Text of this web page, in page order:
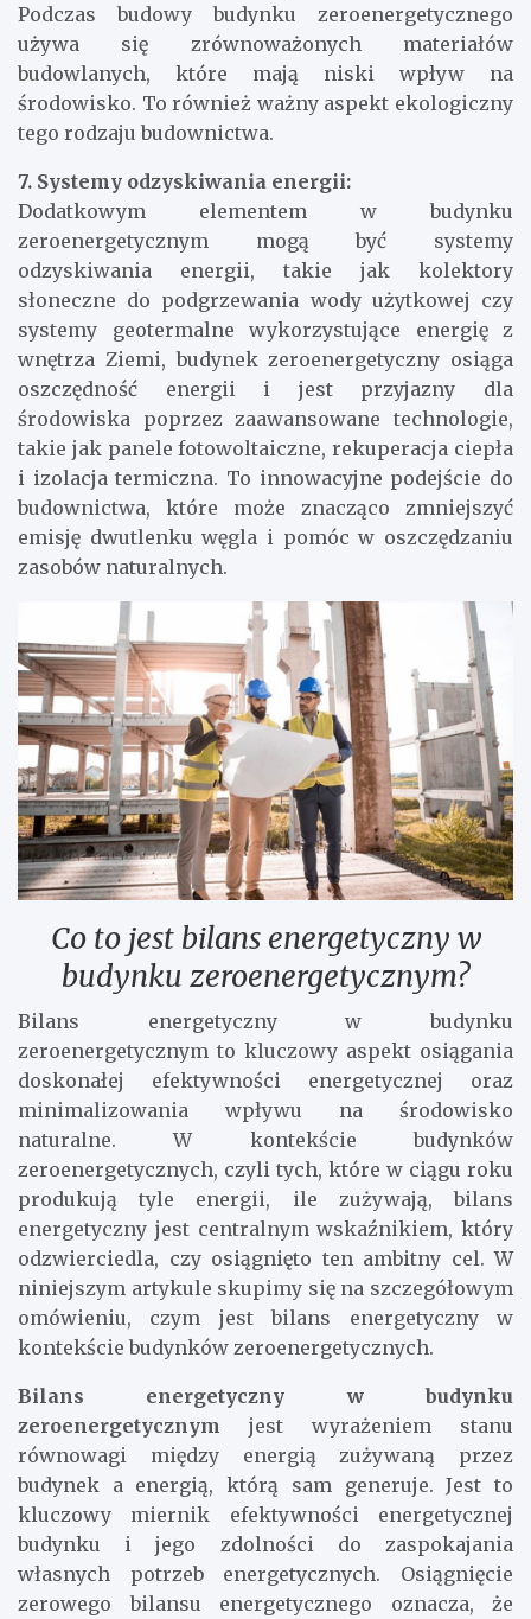
Podczas budowy budynku zeroenergetycznego
używa się zrównoważonych materiałów
budowlanych, które mają niski wpływ na
środowisko. To również ważny aspekt ekologiczny
tego rodzaju budownictwa.
7. Systemy odzyskiwania energii:
Dodatkowym elementem w budynku
zeroenergetycznym mogą być systemy
odzyskiwania energii, takie jak kolektory
słoneczne do podgrzewania wody użytkowej czy
systemy geotermalne wykorzystujące energię z
wnętrza Ziemi, budynek zeroenergetyczny osiąga
oszczędność energii i jest przyjazny dla
środowiska poprzez zaawansowane technologie,
takie jak panele fotowoltaiczne, rekuperacja ciepła
i izolacja termiczna. To innowacyjne podejście do
budownictwa, które może znacząco zmniejszyć
emisję dwutlenku węgla i pomóc w oszczędzaniu
zasobów naturalnych.
Co to jest bilans energetyczny w
budynku zeroenergetycznym?
Bilans energetyczny w budynku
zeroenergetycznym to kluczowy aspekt osiągania
doskonałej efektywności energetycznej oraz
minimalizowania wpływu na środowisko
naturalne. W kontekście budynków
zeroenergetycznych, czyli tych, które w ciągu roku
produkują tyle energii, ile zużywają, bilans
energetyczny jest centralnym wskaźnikiem, który
odzwierciedla, czy osiągnięto ten ambitny cel. W
niniejszym artykule skupimy się na szczegółowym
omówieniu, czym jest bilans energetyczny w
kontekście budynków zeroenergetycznych.
Bilans energetyczny w budynku
zeroenergetycznym jest wyrażeniem stanu
równowagi między energią zużywaną przez
budynek a energią, którą sam generuje. Jest to
kluczowy miernik efektywności energetycznej
budynku i jego zdolności do zaspokajania
własnych potrzeb energetycznych. Osiągnięcie
zerowego bilansu energetycznego oznacza, że